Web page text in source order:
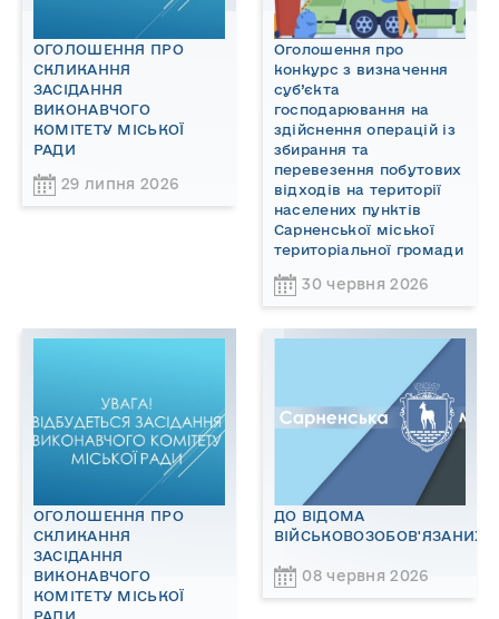
ОГОЛОШЕННЯ ПРО
СКЛИКАННЯ
ЗАСІДАННЯ
ВИКОНАВЧОГО
КОМІТЕТУ МІСЬКОЇ
РАДИ
29 липня 2026
Оголошення про
конкурс з визначення
суб’єкта
господарювання на
здійснення операцій із
збирання та
перевезення побутових
відходів на території
населених пунктів
Сарненської міської
територіальної громади
30 червня 2026
ОГОЛОШЕННЯ ПРО
СКЛИКАННЯ
ЗАСІДАННЯ
ВИКОНАВЧОГО
КОМІТЕТУ МІСЬКОЇ
РАДИ
ДО ВІДОМА
ВІЙСЬКОВОЗОБОВ'ЯЗАНИХ!
08 червня 2026